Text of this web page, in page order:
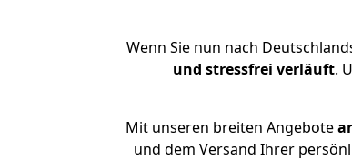
Wenn Sie nun nach
und stressfrei verläuft.
Mit unseren breiten Angebote
und dem Versand Ihrer